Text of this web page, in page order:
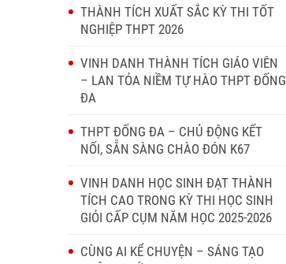
THÀNH TÍCH XUẤT SẮC KỲ THI TỐT
NGHIỆP THPT 2026
VINH DANH THÀNH TÍCH GIÁO VIÊN
– LAN TỎA NIỀM TỰ HÀO THPT ĐỐNG
ĐA
THPT ĐỐNG ĐA – CHỦ ĐỘNG KẾT
NỐI, SẴN SÀNG CHÀO ĐÓN K67
VINH DANH HỌC SINH ĐẠT THÀNH
TÍCH CAO TRONG KỲ THI HỌC SINH
GIỎI CẤP CỤM NĂM HỌC 2025-2026
CÙNG AI KỂ CHUYỆN – SÁNG TẠO